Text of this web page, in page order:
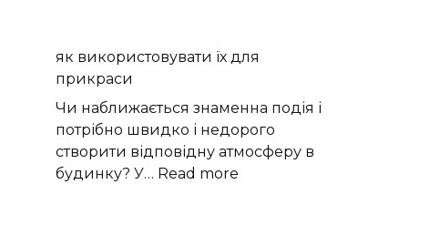
Кам’янця:
встановлюватиме
комісія
як використовувати їх для
прикраси
Чи наближається знаменна подія і
потрібно швидко і недорого
створити відповідну атмосферу в
будинку? У… Read more